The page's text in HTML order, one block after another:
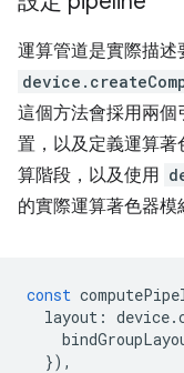
運算管道是實際描述
這個方法會採用兩
置，以及定義運算著
算階段，以及使用
的實際運算著色器模
const
layout : device.
}),